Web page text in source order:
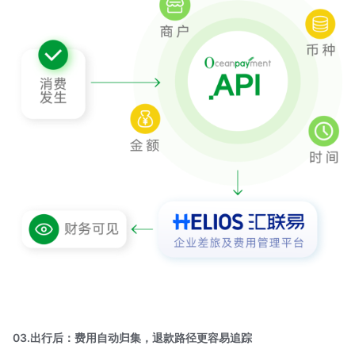
03.出行后：费用自动归集，退款路径更容易追踪